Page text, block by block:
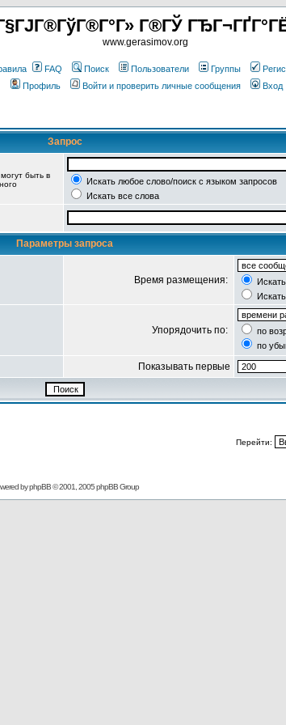
Г®ГЎ
www.gerasimov.org
FAQ Поиск Пользователи Группы
Профиль
Войти и проверить личные сообщения Вход
Запрос
быть в
Искать любое слово/поиск с языком запросов
Искать все слова
Параметры запроса
Время размещения:
Упорядочить по:
по
по
Показывать первые
Перейти:
byphpBB© 2001, 2005 phpBB Group